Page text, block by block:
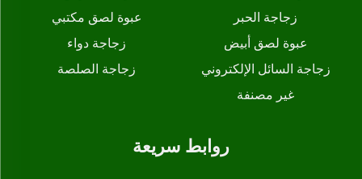
زجاجة الحبر
عبوة لصق مكتبي
عبوة لصق أبيض
زجاجة دواء
زجاجة السائل الإلكتروني
زجاجة الصلصة
غير مصنفة
روابط سريعة